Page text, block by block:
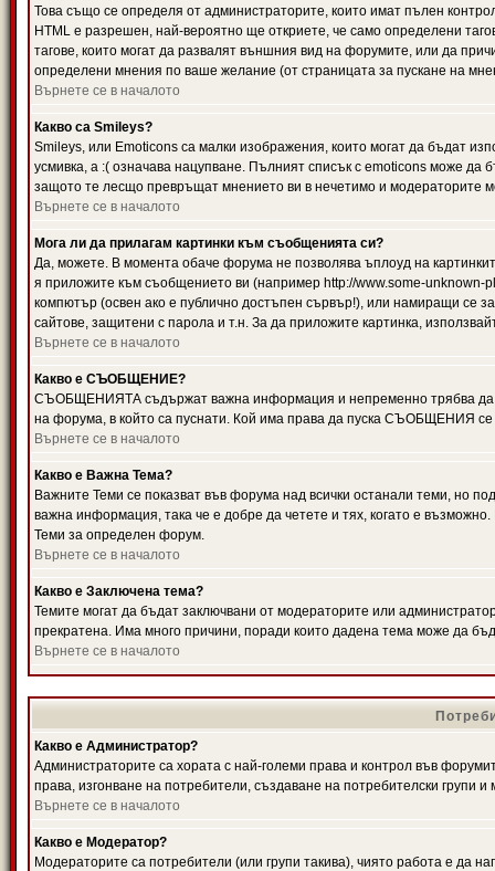
Това също се определя от администраторите, които имат пълен
HTML е разрешен, най-вероятно ще откриете, че само определени
тагове, които могат да развалят външния вид на форумите, или да
определени мнения по ваше желание (от страницата за пускане на
Върнете се в началото
Какво са Smileys?
Smileys, или Emoticons са малки изображения, които могат да бъдат
усмивка, а :( означава нацупване. Пълният списък с emoticons може да
защото те лесщо превръщат мнението ви в нечетимо и модераторите
Върнете се в началото
Мога ли да прилагам картинки към съобщенията си?
Да, можете. В момента обаче форума не позволява ъплоуд на
я приложите към съобщението ви (например http://www.some-
компютър (освен ако е публично достъпен сървър!), или намиращи се
сайтове, защитени с парола и т.н. За да приложите картинка,
Върнете се в началото
Какво е СЪОБЩЕНИЕ?
СЪОБЩЕНИЯТА съдържат важна информация и непременно трябва да
на форума, в който са пуснати. Кой има права да пуска СЪОБЩЕНИЯ се
Върнете се в началото
Какво е Важна Тема?
Важните Теми се показват във форума над всички останали теми,
важна информация, така че е добре да четете и тях, когато е
Теми за определен форум.
Върнете се в началото
Какво е Заключена тема?
Темите могат да бъдат заключвани от модераторите или
прекратена. Има много причини, поради които дадена тема може да
Върнете се в началото
Какво е Администратор?
Администраторите са хората с най-големи права и контрол във
права, изгонване на потребители, създаване на потребителски групи
Върнете се в началото
Какво е Модератор?
Модераторите са потребители (или групи такива), чиято работа е да